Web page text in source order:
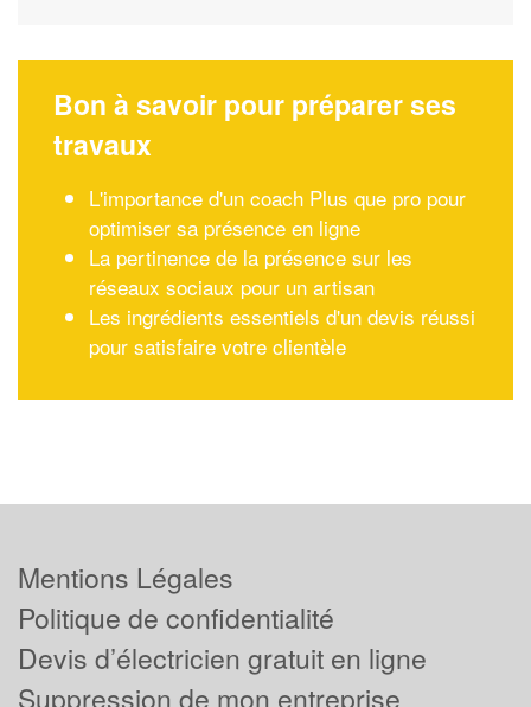
Bon à savoir pour préparer ses
travaux
L'importance d'un coach Plus que pro pour
optimiser sa présence en ligne
La pertinence de la présence sur les
réseaux sociaux pour un artisan
Les ingrédients essentiels d'un devis réussi
pour satisfaire votre clientèle
Mentions Légales
Politique de confidentialité
Devis d’électricien gratuit en ligne
Suppression de mon entreprise